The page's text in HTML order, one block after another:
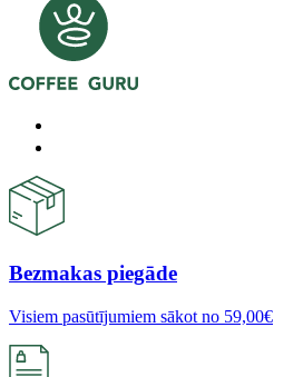
Bezmakas piegāde
Visiem pasūtījumiem sākot no 59,00€